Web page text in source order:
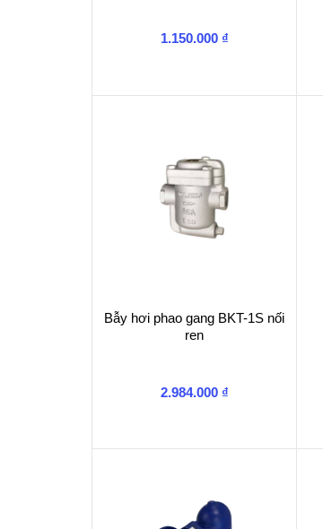
1.150.000 ₫
Bẫy hơi phao gang BKT-1S nối
ren
2.984.000 ₫